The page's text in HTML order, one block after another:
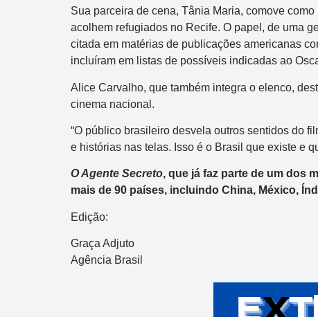
Sua parceira de cena, Tânia Maria, comove
acolhem refugiados no Recife. O papel, de uma
citada em matérias de publicações americanas
incluíram em listas de possíveis indicadas ao
Alice Carvalho, que também integra o elenco,
cinema nacional.
“O público brasileiro desvela outros sentidos do
e histórias nas telas. Isso é o Brasil que existe e
O Agente Secreto, que já faz parte de um dos
mais de 90 países, incluindo China, México,
Edição:
Graça Adjuto
Agência Brasil